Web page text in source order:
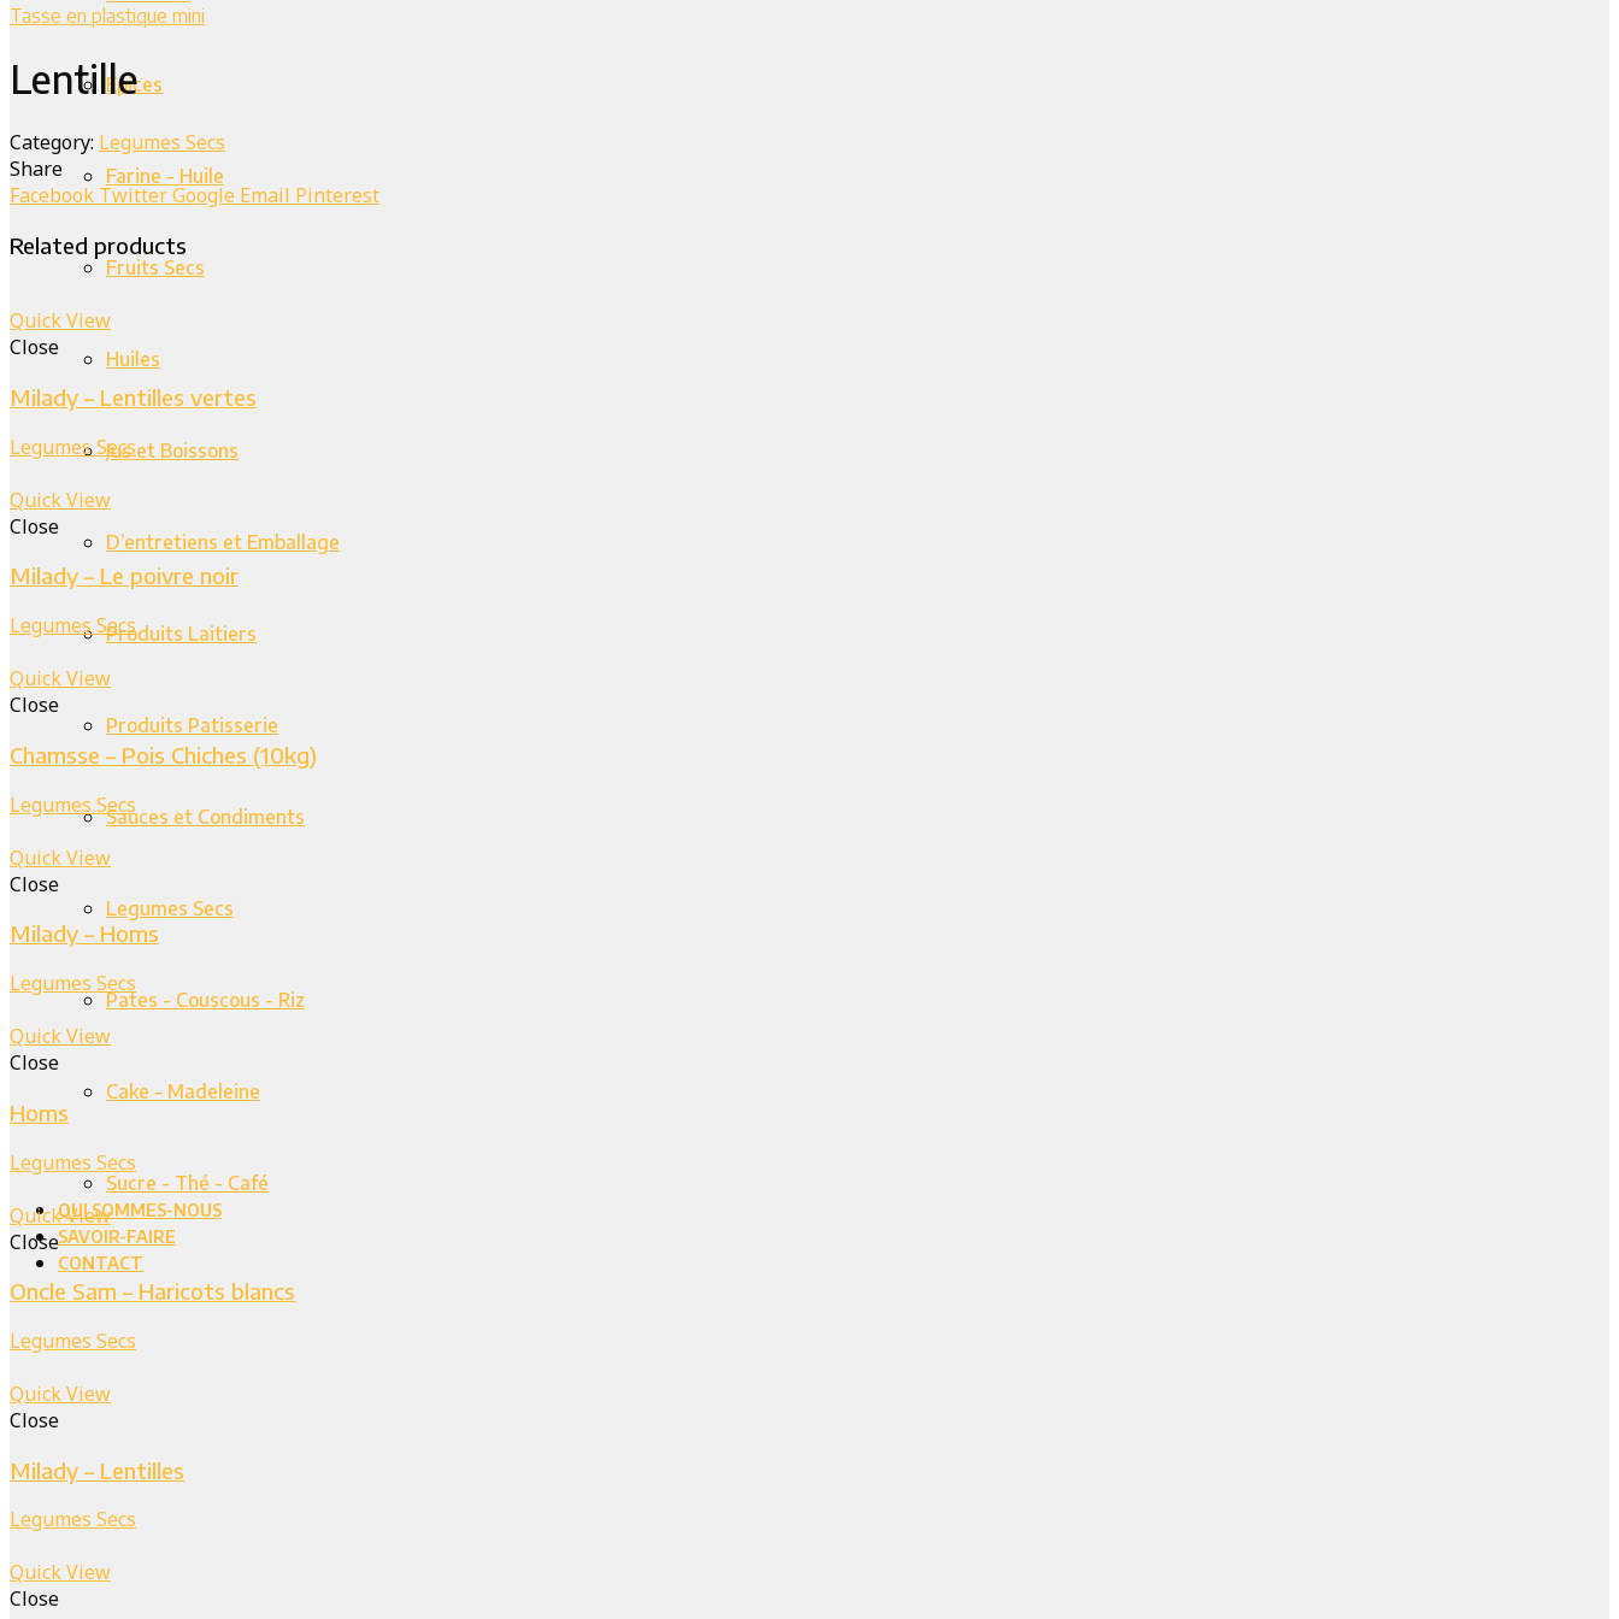
Épices
Farine - Huile
Fruits Secs
Huiles
Jus et Boissons
D’entretiens et Emballage
Produits Laitiers
Produits Patisserie
Sauces et Condiments
Legumes Secs
Pates - Couscous - Riz
Cake - Madeleine
Sucre - Thé - Café
QUI SOMMES-NOUS
SAVOIR-FAIRE
CONTACT
Tasse en plastique mini
Lentille
Category: Legumes Secs
Share
Facebook TwitterGoogle Email Pinterest
Related products
Quick View
Close
Milady – Lentilles vertes
Legumes Secs
Quick View
Close
Milady – Le poivre noir
Legumes Secs
Quick View
Close
Chamsse – Pois Chiches (10kg)
Legumes Secs
Quick View
Close
Milady – Homs
Legumes Secs
Quick View
Close
Homs
Legumes Secs
Quick View
Close
Oncle Sam – Haricots blancs
Legumes Secs
Quick View
Close
Milady – Lentilles
Legumes Secs
Quick View
Close